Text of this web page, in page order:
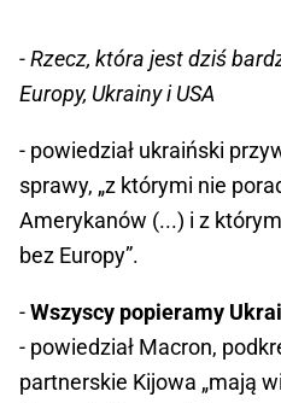
- Rzecz, która jest dziś
Europy, Ukrainy i USA
- powiedział ukraiński
sprawy, „z którymi nie
Amerykanów (...) i z
bez Europy”.
-Wszyscy popieramy
- powiedział Macron,
partnerskie Kijowa „mają